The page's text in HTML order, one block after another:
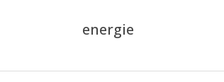
energie